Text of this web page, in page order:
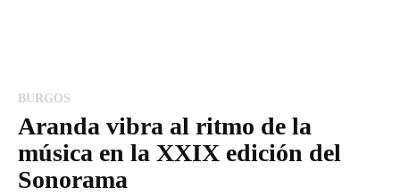
BURGOS
Aranda vibra al ritmo de la
música en la XXIX edición del
Sonorama